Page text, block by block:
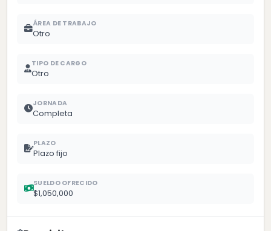
ÁREA DE TRABAJO
Otro
TIPO DE CARGO
Otro
JORNADA
Completa
PLAZO
Plazo fijo
SUELDO OFRECIDO
$1,050,000